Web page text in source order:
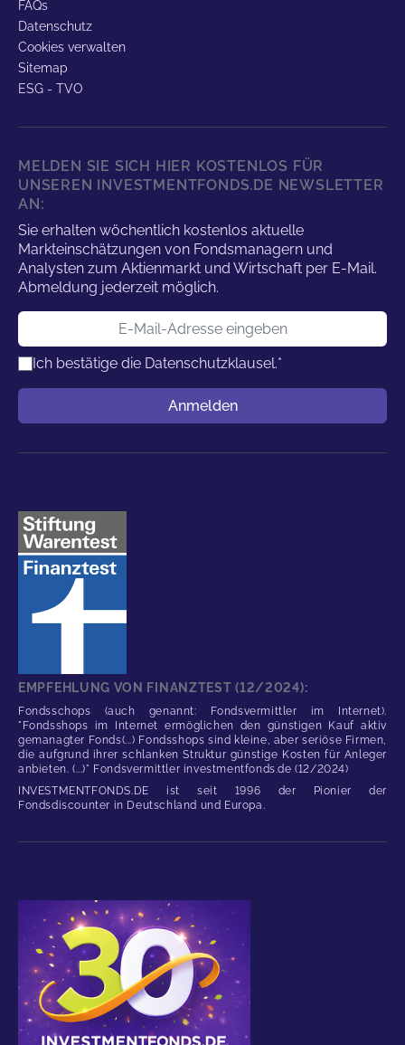
FAQs
Datenschutz
Cookies verwalten
Sitemap
ESG - TVO
MELDEN SIE SICH HIER KOSTENLOS FÜR
UNSEREN INVESTMENTFONDS.DE NEWSLETTER
AN:
Sie erhalten wöchentlich kostenlos aktuelle
Markteinschätzungen von Fondsmanagern und
Analysten zum Aktienmarkt und Wirtschaft per E-Mail.
Abmeldung jederzeit möglich.
E-Mail-Adresse
Ich bestätige die Datenschutzklausel.*
Anmelden
EMPFEHLUNG VON FINANZTEST (12/2024):
Fondsschops (auch genannt: Fondsvermittler im Internet).
"Fondsshops im Internet ermöglichen den günstigen Kauf aktiv
gemanagter Fonds(...) Fondsshops sind kleine, aber seriöse Firmen,
die aufgrund ihrer schlanken Struktur günstige Kosten für Anleger
anbieten. (...)" Fondsvermittler investmentfonds.de (12/2024)
INVESTMENTFONDS.DE ist seit 1996 der Pionier der
Fondsdiscounter in Deutschland und Europa.